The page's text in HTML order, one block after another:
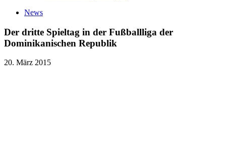
News
Der dritte Spieltag in der Fußballliga der
Dominikanischen Republik
20. März 2015